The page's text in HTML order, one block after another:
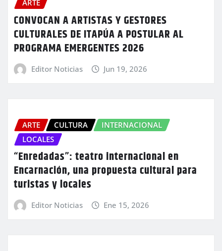
ARTE
CONVOCAN A ARTISTAS Y GESTORES
CULTURALES DE ITAPÚA A POSTULAR AL
PROGRAMA EMERGENTES 2026
Editor Noticias Jun 19, 2026
ARTE CULTURA
INTERNACIONAL
LOCALES
“Enredadas”: teatro internacional en
Encarnación, una propuesta cultural para
turistas y locales
Editor Noticias Ene 15, 2026